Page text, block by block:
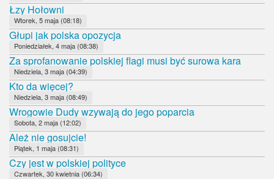
Łzy Hołowni
Wtorek, 5 maja (08:18)
Głupi jak polska opozycja
Poniedziałek, 4 maja (08:38)
Za sprofanowanie polskiej flagi musi być surowa kara
Niedziela, 3 maja (04:39)
Kto da więcej?
Niedziela, 3 maja (08:49)
Wrogowie Dudy wzywają do jego poparcia
Sobota, 2 maja (12:02)
Ależ nie gosujcie!
Piątek, 1 maja (08:31)
Czy jest w polskiej polityce
Czwartek, 30 kwietnia (06:34)